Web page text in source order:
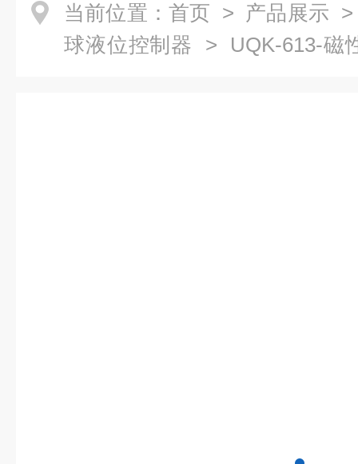
当前位置： 首页 > 产品展示
球液位控制器 > UQK-613-磁